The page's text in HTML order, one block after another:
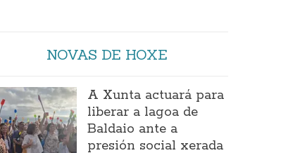
NOVAS DE HOXE
A Xunta actuará para
liberar a lagoa de
Baldaio ante a
presión social xerada